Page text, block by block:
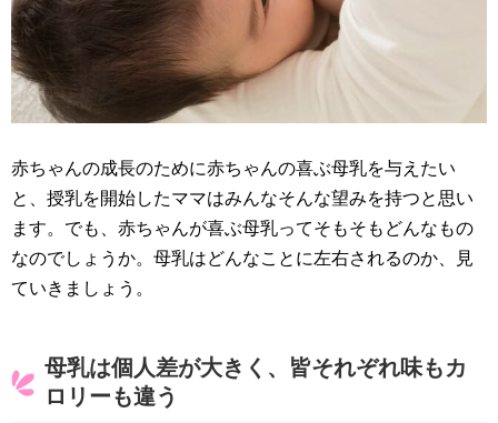
赤ちゃんの成長のために赤ちゃんの喜ぶ母乳を与えたい
と、授乳を開始したママはみんなそんな望みを持つと思い
ます。でも、赤ちゃんが喜ぶ母乳ってそもそもどんなもの
なのでしょうか。母乳はどんなことに左右されるのか、見
ていきましょう。
母乳は個人差が大きく、皆それぞれ味もカ
ロリーも違う